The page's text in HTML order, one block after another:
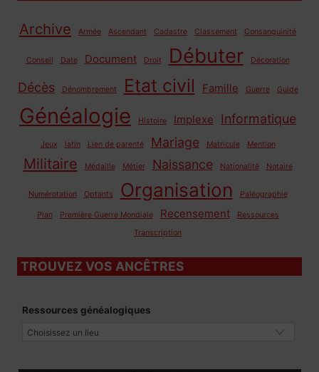
Archive Armée Ascendant Cadastre Classement Consanguinité
Conseil Date Document Droit Débuter Décoration
Décès Dénombrement Etat civil Famille Guerre Guide
Généalogie Histoire Implexe Informatique
Jeux latin Lien de parenté Mariage Matricule Mention
Militaire Médaille Métier Naissance Nationalité Notaire
Numérotation Optants Organisation Paléographie
Plan Première Guerre Mondiale Recensement
Ressources
Transcription
TROUVEZ VOS ANCÊTRES
Ressources généalogiques